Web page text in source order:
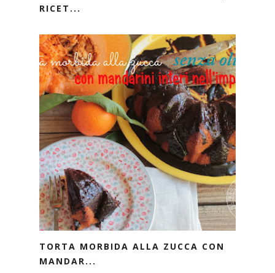
RICET...
TORTA MORBIDA ALLA ZUCCA CON
MANDAR...